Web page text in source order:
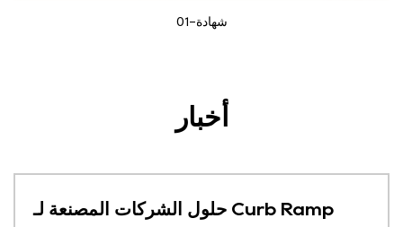
شهادة-01
أخبار
حلول الشركات المصنعة لـ Curb Ramp